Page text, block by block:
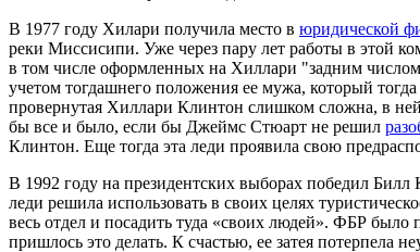
В 1977 году Хилари получила место в юридической
реки Миссисипи. Уже через пару лет работы в этой
в том числе оформленных на Хиллари "задним
учетом тогдашнего положения ее мужа, который
провернутая Хиллари Клинтон слишком сложна, в
бы все и было, если бы Джеймс Стюарт не решил
Клинтон. Еще тогда эта леди проявила свою
В 1992 году на президентских выборах победил
леди решила использовать в своих целях
весь отдел и посадить туда «своих людей». ФБР
пришлось это делать. К счастью, ее затея потерпела